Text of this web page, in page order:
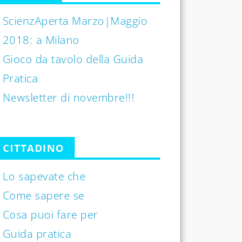
ScienzAperta Marzo|Maggio
2018: a Milano
Gioco da tavolo della Guida
Pratica
Newsletter di novembre!!!
CITTADINO
Lo sapevate che
Come sapere se
Cosa puoi fare per
Guida pratica